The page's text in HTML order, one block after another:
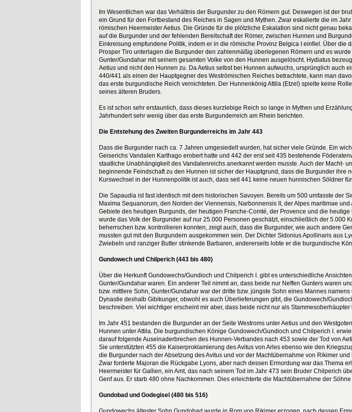
Im Wesentlichen war das Verhältnis der Burgunder zu den Römern gut. Deswegen ist der
ein Grund für den Fortbestand des Reiches in Sagen und Mythen. Zwar eskalierte die im
römischen Heermeister Aetius. Die Gründe für die plötzliche Eskalation sind nicht genau
auf die Burgunder und der fehlenden Bereitschaft der Römer, zwischen Hunnen und
Einkreisung empfundene Politik, indem er in die römische Provinz Belgica I einfiel. Über
Prosper Tiro unterlagen die Burgunder den zahlenmäßig überlegenen Römern und es
Gunter/Gundahar mit seinem gesamten Volke von den Hunnen ausgelöscht. Hydiatus
Aetius und nicht den Hunnen zu. Da Aetius selbst bei Hunnen aufwuchs, ursprünglich auch
440/441 als einen der Hauptgegner des Weströmischen Reiches betrachtete, kann man
das erste burgundische Reich vernichteten. Der Hunnenkönig Attila (Etzel) spielte keine
seines älteren Bruders.
Es ist schon sehr erstaunlich, dass dieses kurzlebige Reich so lange in Mythen und
Jahrhundert sehr wenig über das erste Burgunderreich am Rhein berichten.
Die Entstehung des Zweiten Burgunderreichs im Jahr 443
Dass die Burgunder nach ca. 7 Jahren umgesiedelt wurden, hat sicher viele Gründe. Ein
Geiserichs Vandalen Karthago erobert hatte und 442 der erst seit 435 bestehende
staatliche Unabhängigkeit des Vandalenreichs anerkannt werden musste. Auch der Macht-
beginnende Feindschaft zu den Hunnen ist sicher der Hauptgrund, dass die Burgunder
Kurswechsel in der Hunnenpolitik ist auch, dass seit 441 keine neuen hunnischen Söldner
Die Sapaudia ist fast identisch mit dem historischen Savoyen. Bereits um 500 umfasste der
Maxima Sequanorum, den Norden der Viennensis, Narbonnensis II, der Alpes maritimae
Gebiete des heutigen Burgunds, der heutigen Franche-Comté, der Provence und die
wurde das Volk der Burgunder auf nur 25.000 Personen geschätzt, einschließlich der 5.000
beherrschen bzw. kontrollieren konnten, zeigt auch, dass die Burgunder, wie auch andere
mussten gut mit den Burgundern ausgekommen sein. Der Dichter Sidonius Apollinaris aus
Zwiebeln und ranziger Butter stinkende Barbaren, andererseits lobte er die burgundische
Gundowech und Chilperich (443 bis 480)
Über die Herkunft Gundowechs/Gundioch und Chilperich I. gibt es unterschiedliche
Gunter/Gundahar waren. Ein anderer Teil nimmt an, dass beide nur Neffen Gunters waren
bzw. mittlere Sohn, Gunter/Gundahar war der dritte bzw. jüngste Sohn eines Mannes
Dynastie deshalb Gibikunger, obwohl es auch Überlieferungen gibt, die Gundowech/
beschreiben. Viel wichtiger erscheint mir aber, dass beide nicht nur als
Im Jahr 451 bestanden die Burgunder an der Seite Westroms unter Aetius und den
Hunnen unter Attila. Die burgundischen Könige Gundowech/Gundioch und Chilperich I.
darauf folgende Auseinaderbrechen des Hunnen-Verbandes nach 453 sowie der Tod von
Sie unterstützten 455 die Kaiserproklamierung des Avitus von Arles ebenso wie den
die Burgunder nach der Absetzung des Avitus und vor der Machtübernahme von Rikimer und
Zwar forderte Majoran die Rückgabe Lyons, aber nach dessen Ermordung war das Thema
Heermeister für Gallien, ein Amt, das nach seinem Tod im Jahr 473 sein Bruder Chilperich
Genf aus. Er starb 480 ohne Nachkommen. Dies erleichterte die Machtübernahme der Söhne
Gundobad und Godegisel (480 bis 516)